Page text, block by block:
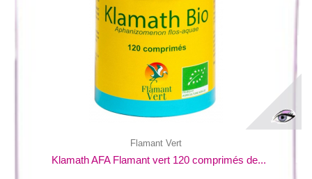
Flamant Vert
Klamath AFA Flamant vert 120 comprimés de...